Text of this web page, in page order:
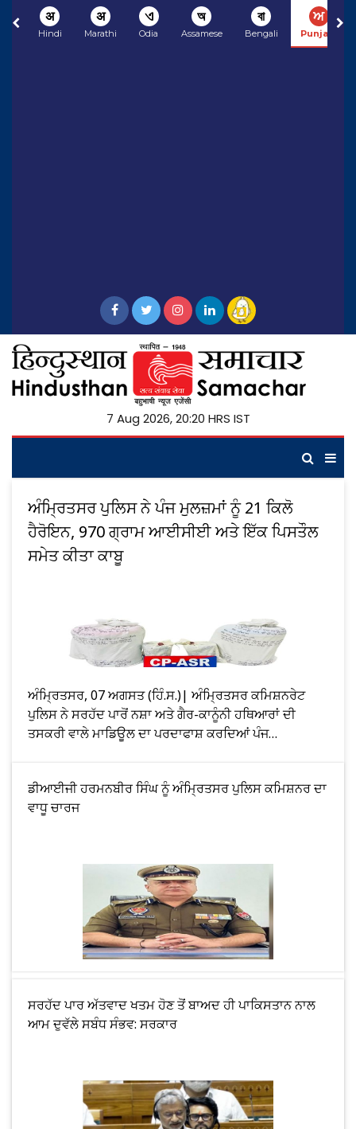
अ
Hindi
अ
Marathi
ଏ
Odia
অ
Assamese
বা
Bengali
ਅ
Punjabi
7 Aug 2026, 20:20 HRS IST
ਅੰਮ੍ਰਿਤਸਰ ਪੁਲਿਸ ਨੇ ਪੰਜ ਮੁਲਜ਼ਮਾਂ ਨੂੰ 21 ਕਿਲੋ
ਹੈਰੋਇਨ, 970 ਗ੍ਰਾਮ ਆਈਸੀਈ ਅਤੇ ਇੱਕ ਪਿਸਤੌਲ
ਸਮੇਤ ਕੀਤਾ ਕਾਬੂ
ਅੰਮ੍ਰਿਤਸਰ, 07 ਅਗਸਤ (ਹਿੰ.ਸ.)| ਅੰਮ੍ਰਿਤਸਰ ਕਮਿਸ਼ਨਰੇਟ
ਪੁਲਿਸ ਨੇ ਸਰਹੱਦ ਪਾਰੋਂ ਨਸ਼ਾ ਅਤੇ ਗੈਰ-ਕਾਨੂੰਨੀ ਹਥਿਆਰਾਂ ਦੀ
ਤਸਕਰੀ ਵਾਲੇ ਮਾਡਿਊਲ ਦਾ ਪਰਦਾਫਾਸ਼ ਕਰਦਿਆਂ ਪੰਜ
ਡੀਆਈਜੀ ਹਰਮਨਬੀਰ ਸਿੰਘ ਨੂੰ ਅੰਮ੍ਰਿਤਸਰ ਪੁਲਿਸ ਕਮਿਸ਼ਨਰ ਦਾ
ਵਾਧੂ ਚਾਰਜ
ਸਰਹੱਦ ਪਾਰ ਅੱਤਵਾਦ ਖਤਮ ਹੋਣ ਤੋਂ ਬਾਅਦ ਹੀ ਪਾਕਿਸਤਾਨ ਨਾਲ
ਆਮ ਦੁਵੱਲੇ ਸਬੰਧ ਸੰਭਵ: ਸਰਕਾਰ